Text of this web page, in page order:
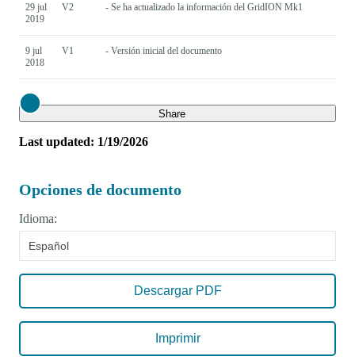
29 jul
2019
V2 - Se ha actualizado la información del GridION Mk1
9 jul
2018
V1 - Versión inicial del documento
Close Share
Last updated: 1/19/2026
Opciones de documento
Idioma:
Español
Descargar PDF
Imprimir